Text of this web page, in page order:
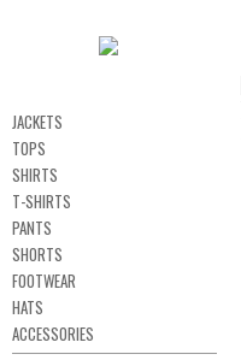
JACKETS
TOPS
SHIRTS
T-SHIRTS
PANTS
SHORTS
FOOTWEAR
HATS
ACCESSORIES